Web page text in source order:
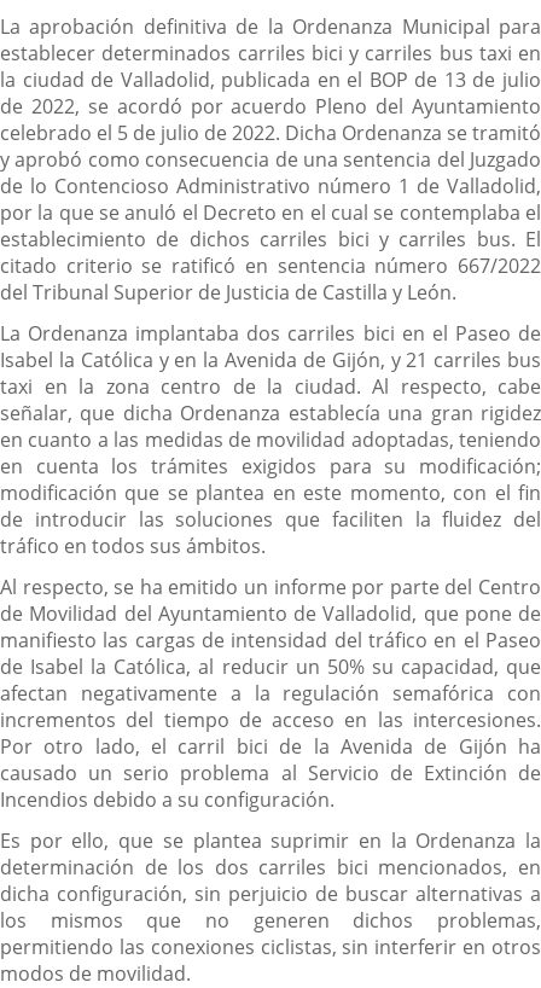
La aprobación definitiva de la Ordenanza Municipal para
establecer determinados carriles bici y carriles bus taxi en
la ciudad de Valladolid, publicada en el BOP de 13 de julio
de 2022, se acordó por acuerdo Pleno del Ayuntamiento
celebrado el 5 de julio de 2022. Dicha Ordenanza se tramitó
y aprobó como consecuencia de una sentencia del Juzgado
de lo Contencioso Administrativo número 1 de Valladolid,
por la que se anuló el Decreto en el cual se contemplaba el
establecimiento de dichos carriles bici y carriles bus. El
citado criterio se ratificó en sentencia número 667/2022
del Tribunal Superior de Justicia de Castilla y León.
La Ordenanza implantaba dos carriles bici en el Paseo de
Isabel la Católica y en la Avenida de Gijón, y 21 carriles bus
taxi en la zona centro de la ciudad. Al respecto, cabe
señalar, que dicha Ordenanza establecía una gran rigidez
en cuanto a las medidas de movilidad adoptadas, teniendo
en cuenta los trámites exigidos para su modificación;
modificación que se plantea en este momento, con el fin
de introducir las soluciones que faciliten la fluidez del
tráfico en todos sus ámbitos.
Al respecto, se ha emitido un informe por parte del Centro
de Movilidad del Ayuntamiento de Valladolid, que pone de
manifiesto las cargas de intensidad del tráfico en el Paseo
de Isabel la Católica, al reducir un 50% su capacidad, que
afectan negativamente a la regulación semafórica con
incrementos del tiempo de acceso en las intercesiones.
Por otro lado, el carril bici de la Avenida de Gijón ha
causado un serio problema al Servicio de Extinción de
Incendios debido a su configuración.
Es por ello, que se plantea suprimir en la Ordenanza la
determinación de los dos carriles bici mencionados, en
dicha configuración, sin perjuicio de buscar alternativas a
los mismos que no generen dichos problemas,
permitiendo las conexiones ciclistas, sin interferir en otros
modos de movilidad.